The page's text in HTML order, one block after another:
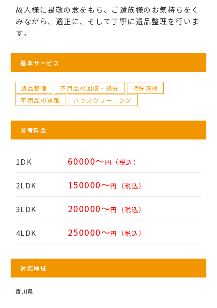
故人様に畏敬の念をもち、ご遺族様のお気持ちをく
みながら、適正に、そして丁寧に遺品整理を行いま
す。
基本サービス
遺品整理 不用品の回収・処分
特殊清掃
不用品の買取
ハウスクリーニング
参考料金
1DK 60000～円（税込）
2LDK 150000～円（税込）
3LDK 200000～円（税込）
4LDK 250000～円（税込）
対応地域
香川県